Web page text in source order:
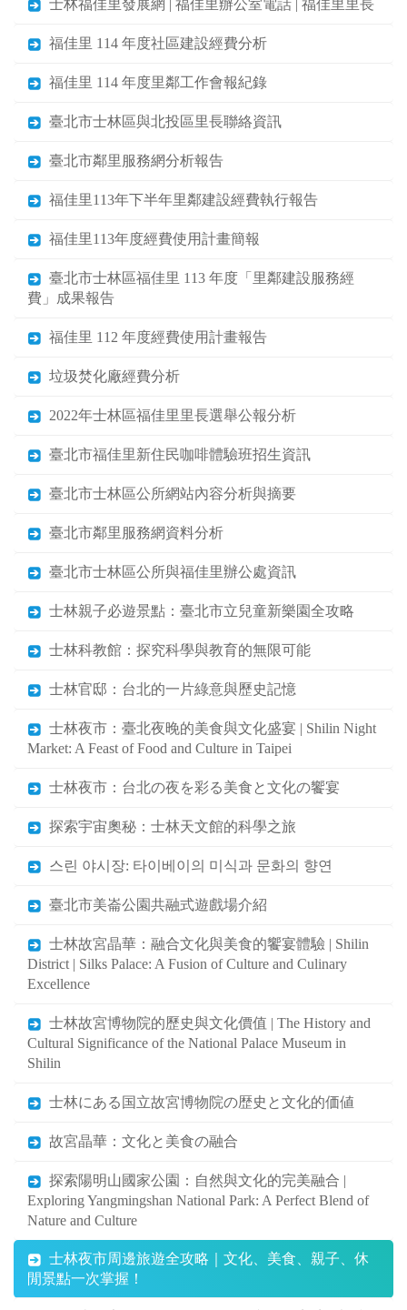
士林福佳里發展網 | 福佳里辦公室電話 | 福佳里里長
福佳里 114 年度社區建設經費分析
福佳里 114 年度里鄰工作會報紀錄
臺北市士林區與北投區里長聯絡資訊
臺北市鄰里服務網分析報告
福佳里113年下半年里鄰建設經費執行報告
福佳里113年度經費使用計畫簡報
臺北市士林區福佳里 113 年度「里鄰建設服務經
費」成果報告
福佳里 112 年度經費使用計畫報告
垃圾焚化廠經費分析
2022年士林區福佳里里長選舉公報分析
臺北市福佳里新住民咖啡體驗班招生資訊
臺北市士林區公所網站內容分析與摘要
臺北市鄰里服務網資料分析
臺北市士林區公所與福佳里辦公處資訊
士林親子必遊景點：臺北市立兒童新樂園全攻略
士林科教館：探究科學與教育的無限可能
士林官邸：台北的一片綠意與歷史記憶
士林夜市：臺北夜晚的美食與文化盛宴 | Shilin Night
Market: A Feast of Food and Culture in Taipei
士林夜市：台北の夜を彩る美食と文化の饗宴
探索宇宙奧秘：士林天文館的科學之旅
스린 야시장: 타이베이의 미식과 문화의 향연
臺北市美崙公園共融式遊戲場介紹
士林故宮晶華：融合文化與美食的饗宴體驗 | Shilin
District | Silks Palace: A Fusion of Culture and Culinary
Excellence
士林故宮博物院的歷史與文化價值 | The History and
Cultural Significance of the National Palace Museum in
Shilin
士林にある国立故宮博物院の歴史と文化的価値
故宮晶華：文化と美食の融合
探索陽明山國家公園：自然與文化的完美融合 |
Exploring Yangmingshan National Park: A Perfect Blend of
Nature and Culture
士林夜市周邊旅遊全攻略｜文化、美食、親子、休
閒景點一次掌握！